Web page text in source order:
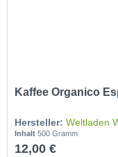
Kaffee Organico
Hersteller: Weltladen
Inhalt500 Gramm
12,00 €